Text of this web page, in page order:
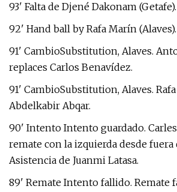
93' Falta de Djené Dakonam (Getafe).
92' Hand ball by Rafa Marín (Alaves).
91' CambioSubstitution, Alaves.
replaces Carlos Benavídez.
91' CambioSubstitution, Alaves.
Abdelkabir Abqar.
90' Intento Intento guardado.
remate con la izquierda desde fuera
Asistencia de Juanmi Latasa.
89' Remate Intento fallido. Remate